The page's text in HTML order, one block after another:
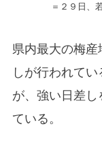
＝２９日、
県内最大の梅
しが行われて
が、強い日差
ている。